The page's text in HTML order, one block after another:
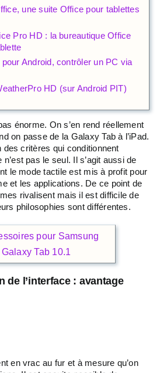
une suite Office pour tablettes
Pro HD : la bureautique Office
pour Android, contrôler un PC via
HD (sur Android PIT)
énorme. On s’en rend réellement
on passe de la Galaxy Tab à l’iPad.
des critères qui conditionnent
n’est pas le seul. Il s’agit aussi de
le mode tactile est mis à profit pour
et les applications. De ce point de
rivalisent mais il est difficile de
philosophies sont différentes.
de l’interface : avantage
en vrac au fur et à mesure qu’on